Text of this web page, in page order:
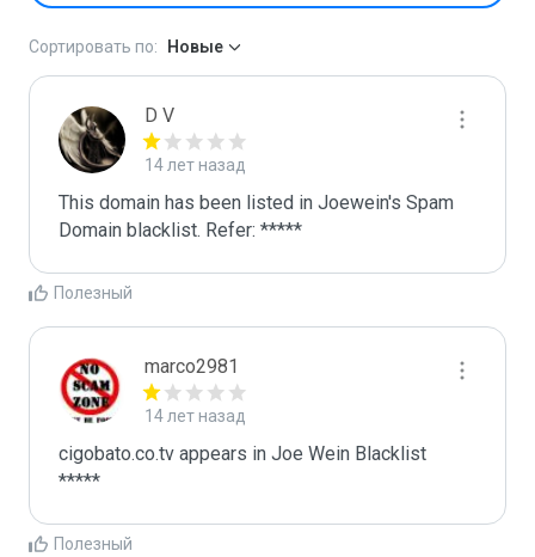
Сортировать по: Новые
D V
14 лет назад
This domain has been listed in Joewein's Spam
Domain blacklist. Refer: *****
Полезный
marco2981
14 лет назад
cigobato.co.tv appears in Joe Wein Blacklist
*****
Полезный